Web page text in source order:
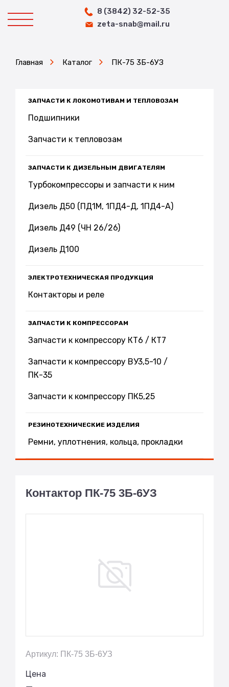
8 (3842) 32-52-35
zeta-snab@mail.ru
Главная Каталог ПК-75 3Б-6УЗ
ЗАПЧАСТИ К ЛОКОМОТИВАМ И ТЕПЛОВОЗАМ
Подшипники
Запчасти к тепловозам
ЗАПЧАСТИ К ДИЗЕЛЬНЫМ ДВИГАТЕЛЯМ
Турбокомпрессоры и запчасти к ним
Дизель Д50 (ПД1М, 1ПД4-Д, 1ПД4-А)
Дизель Д49 (ЧН 26/26)
Дизель Д100
ЭЛЕКТРОТЕХНИЧЕСКАЯ ПРОДУКЦИЯ
Контакторы и реле
ЗАПЧАСТИ К КОМПРЕССОРАМ
Запчасти к компрессору КТ6 / КТ7
Запчасти к компрессору ВУ3,5-10 /
ПК-35
Запчасти к компрессору ПК5,25
РЕЗИНОТЕХНИЧЕСКИЕ ИЗДЕЛИЯ
Ремни, уплотнения, кольца, прокладки
Контактор ПК-75 3Б-6УЗ
Артикул: ПК-75 3Б-6УЗ
Цена